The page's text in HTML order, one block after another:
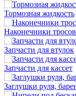
Тормозная жидкость
Наконечники тросов
Запчасти для втулок
Запчасти для кассет
Заглушки руля,